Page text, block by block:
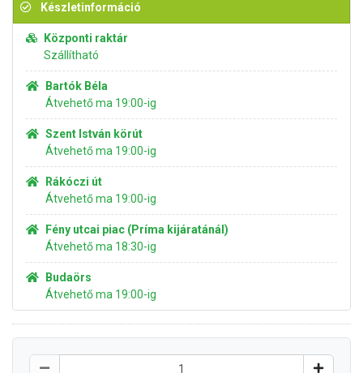
Készletinformáció
Központi raktár
Szállítható
Bartók Béla
Átvehető ma 19:00-ig
Szent István körút
Átvehető ma 19:00-ig
Rákóczi út
Átvehető ma 19:00-ig
Fény utcai piac (Príma kijáratánál)
Átvehető ma 18:30-ig
Budaörs
Átvehető ma 19:00-ig